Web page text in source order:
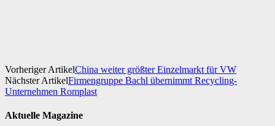
Vorheriger ArtikelChina weiter größter Einzelmarkt für VW
Nächster ArtikelFirmengruppe Bachl übernimmt Recycling-
Unternehmen Romplast
Aktuelle Magazine